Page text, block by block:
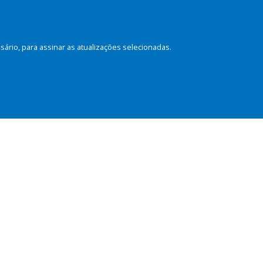
para assinar as atualizações selecionadas.